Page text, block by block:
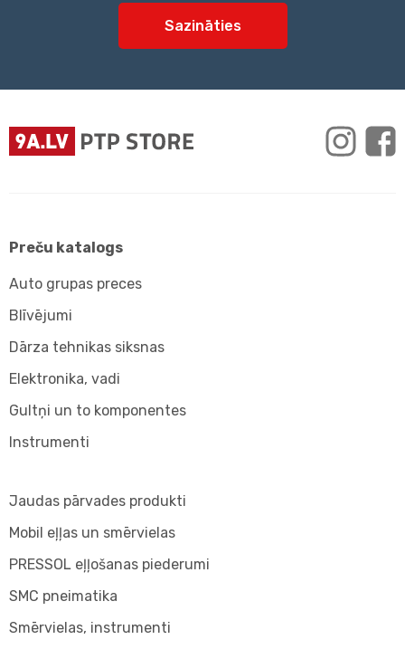
Sazināties
Preču katalogs
Auto grupas preces
Blīvējumi
Dārza tehnikas siksnas
Elektronika, vadi
Gultņi un to komponentes
Instrumenti
Jaudas pārvades produkti
Mobil eļļas un smērvielas
PRESSOL eļļošanas piederumi
SMC pneimatika
Smērvielas, instrumenti